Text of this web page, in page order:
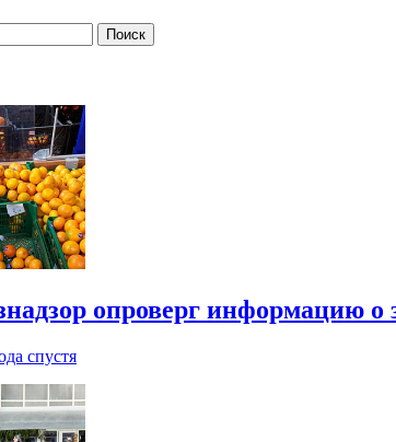
опроверг информацию
спустя